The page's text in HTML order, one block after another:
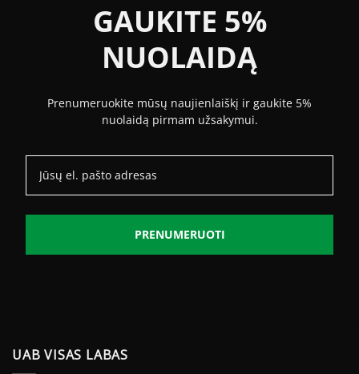
GAUKITE 5%
NUOLAIDĄ
Prenumeruokite mūsų naujienlaiškį ir gaukite 5%
nuolaidą pirmam užsakymui.
PRENUMERUOTI
UAB VISAS LABAS